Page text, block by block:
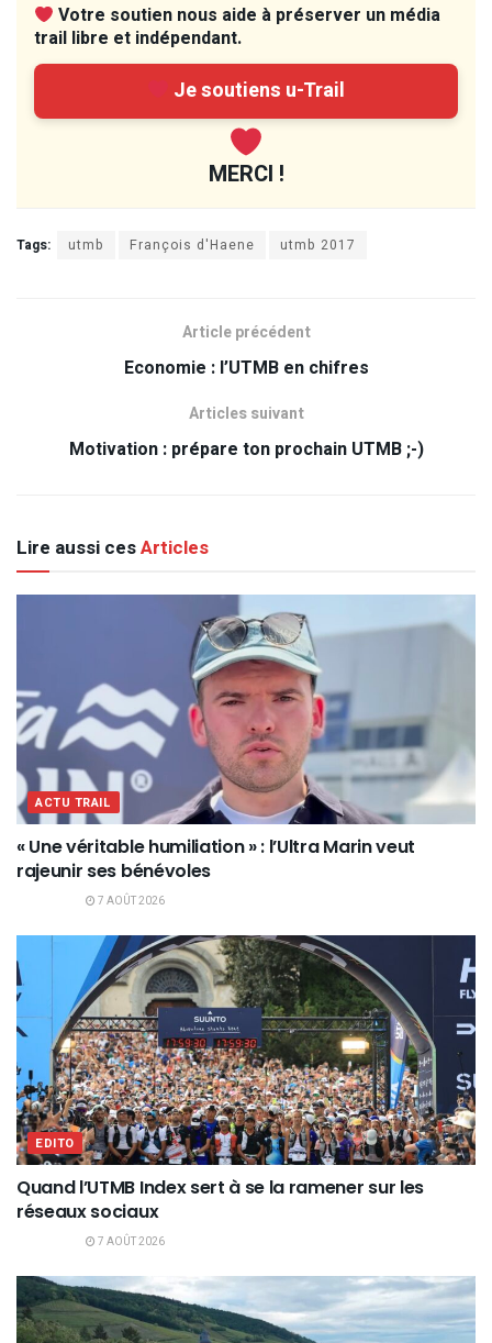
Votre soutien nous aide à préserver un média
trail libre et indépendant.
Je soutiens u-Trail
MERCI !
Tags: utmb François d'Haene utmb 2017
Article précédent
Economie : l’UTMB en chifres
Articles suivant
Motivation : prépare ton prochain UTMB ;-)
Lire aussi cesArticles
ACTU TRAIL
« Une véritable humiliation » : l’Ultra Marin veut
rajeunir ses bénévoles
7 AOÛT 2026
EDITO
Quand l’UTMB Index sert à se la ramener sur les
réseaux sociaux
7 AOÛT 2026